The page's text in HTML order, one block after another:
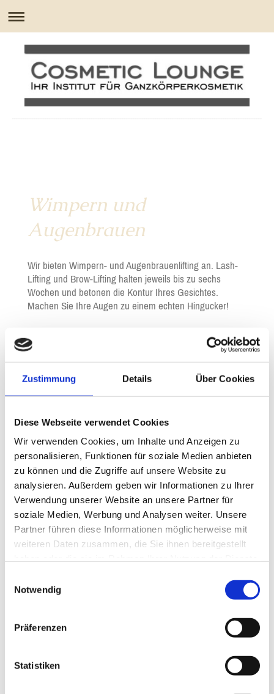
Zustimmung Details Über Cookies
Diese Webseite verwendet Cookies
Wir verwenden Cookies, um Inhalte und Anzeigen zu
personalisieren, Funktionen für soziale Medien anbieten
zu können und die Zugriffe auf unsere Website zu
analysieren. Außerdem geben wir Informationen zu Ihrer
Verwendung unserer Website an unsere Partner für
soziale Medien, Werbung und Analysen weiter. Unsere
Partner führen diese Informationen möglicherweise mit
weiteren Daten zusammen, die Sie ihnen bereitgestellt
Notwendig
Präferenzen
Statistiken
Wimpern und
Augenbrauen
Wir bieten Wimpern- und Augenbrauenlifting an. Lash-
Lifting und Brow-Lifting halten jeweils bis zu sechs
Wochen und betonen die Kontur Ihres Gesichtes.
Machen Sie Ihre Augen zu einem echten Hingucker!